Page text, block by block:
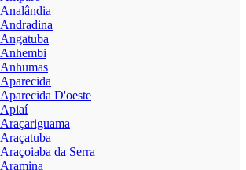
D'oeste
Apiaí
da Serra